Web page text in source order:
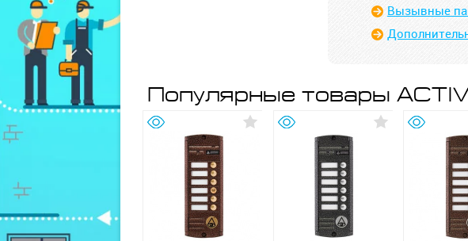
Вызывные
Популярные товары